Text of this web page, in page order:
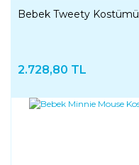
Bebek Tweety Kostümü
2.728,80 TL